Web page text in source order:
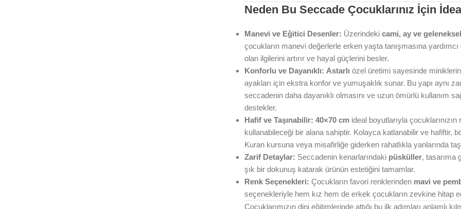
Neden Bu Seccade Çocuklarınız İçin
Manevi ve Eğitici Desenler: Üzerindeki cami, ay ve
çocukların manevi değerlerle erken yaşta tanışmasına yardımcı
olan ilgilerini artırır ve hayal güçlerini besler.
Konforlu ve Dayanıklı: Astarlı özel üretimi sayesinde
ayakları için ekstra konfor ve yumuşaklık sunar. Bu yapı aynı
seccadenin daha dayanıklı olmasını ve uzun ömürlü kullanım
destekler.
Hafif ve Taşınabilir: 40×70 cmideal boyutlarıyla çocuklarınızın
kullanabileceği bir alana sahiptir. Kolayca katlanabilir ve hafiftir,
Kuran kursuna veya misafirliğe giderken rahatlıkla yanlarında
Zarif Detaylar: Seccadenin kenarlarındaki püsküller, tasarıma
şık bir dokunuş katarak ürünün estetiğini tamamlar.
Renk Seçenekleri: Çocukların favori renklerinden mavi ve
seçenekleriyle hem kız hem de erkek çocukların zevkine hitap
Çocuklarımızın dini eğitimlerinde attığı bu ilk adımları anlamlı